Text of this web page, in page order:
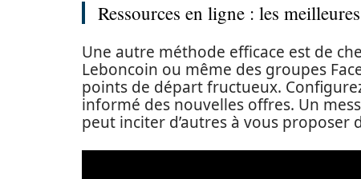
Ressources en ligne : les
Une autre méthode efficace est de
Leboncoin ou même des groupes
points de départ fructueux.
informé des nouvelles offres. Un
peut inciter d’autres à vous proposer